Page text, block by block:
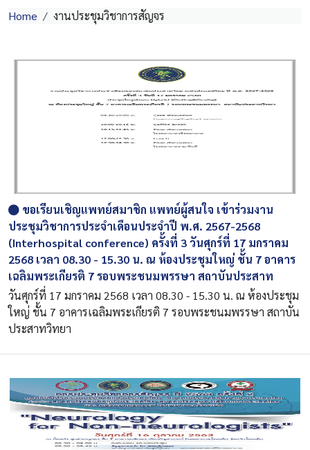
Home งานประชุมวิชาการสัญจร
ขอเรียนเชิญแพทย์สมาชิก แพทย์ผู้สนใจ เข้าร่วมงาน
ประชุมวิชาการประจำเดือนประจำปี พ.ศ. 2567-2568
(Interhospital conference) ครั้งที่ 3 วันศุกร์ที่ 17 มกราคม
2568 เวลา 08.30 - 15.30 น. ณ ห้องประชุมใหญ่ ชั้น 7 อาคาร
เฉลิมพระเกียรติ 7 รอบพระชนมพรรษา สถาบันประสาท
วันศุกร์ที่ 17 มกราคม 2568 เวลา 08.30 - 15.30 น. ณ ห้องประชุม
ใหญ่ ชั้น 7 อาคารเฉลิมพระเกียรติ 7 รอบพระชนมพรรษา สถาบัน
ประสาทวิทยา